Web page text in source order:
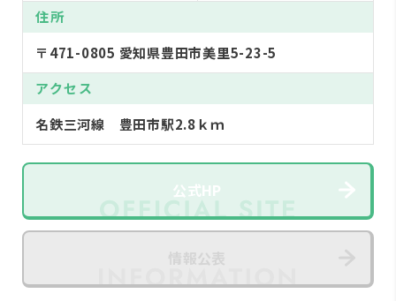
住所
〒471-0805 愛知県豊田市美里5-23-5
アクセス
名鉄三河線 豊田市駅2.8ｋｍ
公式HP